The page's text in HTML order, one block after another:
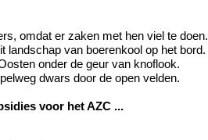
omdat er zaken met hen viel te doen.
landschap van boerenkool op het bord.
onder de geur van knoflook.
dwars door de open velden.
voor het AZC ...